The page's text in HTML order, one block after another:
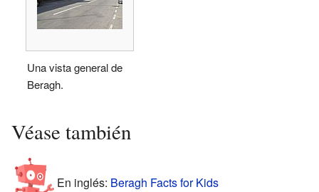
Una vista general de
Beragh.
Véase también
En inglés: Beragh Facts for Kids